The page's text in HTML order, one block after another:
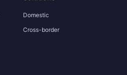
Domestic
Cross-border